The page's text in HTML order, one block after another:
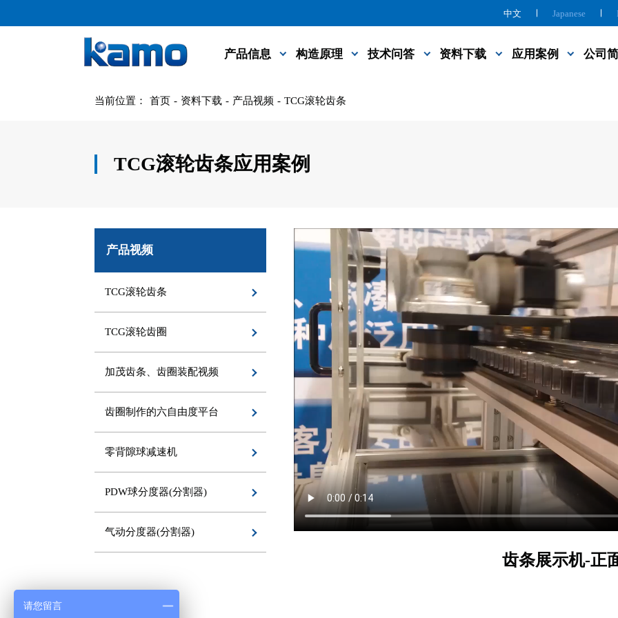
中文 Japanese
产品信息 构造原理 技术问答 资料下载 应用案例 公司
当前位置： 首页 - 资料下载 - 产品视频 - TCG滚轮齿条
TCG滚轮齿条应用案例
齿条展示机-正
产品视频
TCG滚轮齿条
TCG滚轮齿圈
加茂齿条、齿圈装配视频
齿圈制作的六自由度平台
零背隙球减速机
PDW球分度器(分割器)
气动分度器(分割器)
请您留言